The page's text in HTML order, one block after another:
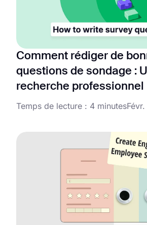
Comment rédiger de
questions de sondage :
recherche professionnel
Temps de lecture : 4 minutes